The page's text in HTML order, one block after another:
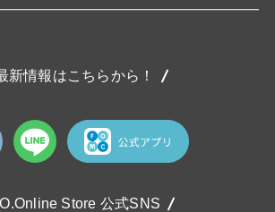
新情報はこちらから！
Store 公式SNS